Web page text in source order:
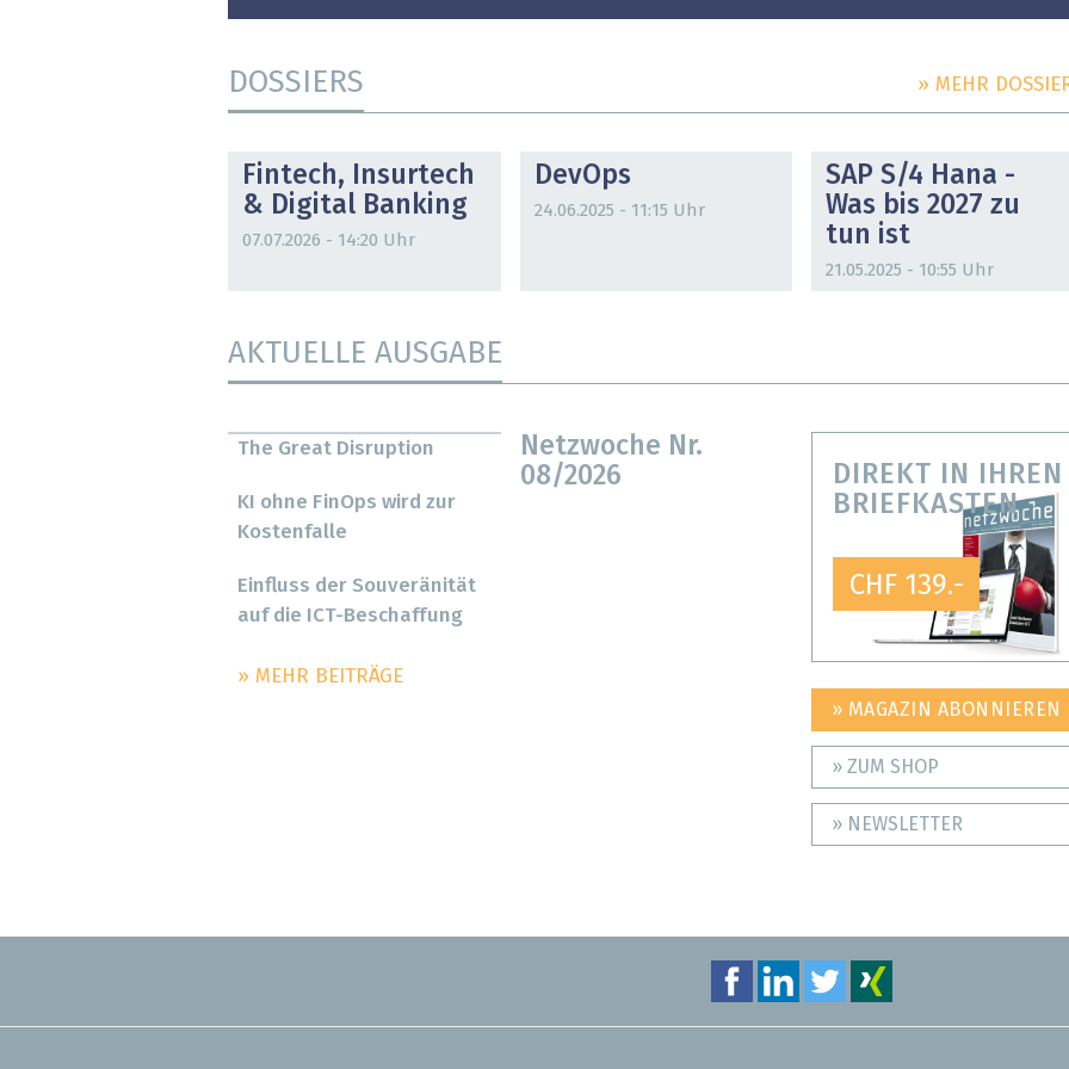
DOSSIERS » MEHR
Fintech, Insurtech
& Digital Banking
07.07.2026 - 14:20 Uhr
DevOps
24.06.2025 - 11:15 Uhr
SAP S/4 Hana -
Was bis 2027 zu
tun ist
21.05.2025 - 10:55 Uhr
AKTUELLE AUSGABE
Netzwoche Nr.
08/2026
The Great Disruption
KI ohne FinOps wird zur
Kostenfalle
Einfluss der Souveränität
auf die ICT-Beschaffung
» MEHR BEITRÄGE
DIREKT IN IHREN
BRIEFKASTEN
CHF 139.-
» MAGAZIN ABONNIEREN
» ZUM SHOP
» NEWSLETTER